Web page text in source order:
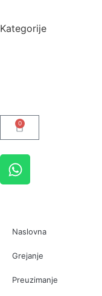
Kategorije
0
Naslovna
Grejanje
Preuzimanje